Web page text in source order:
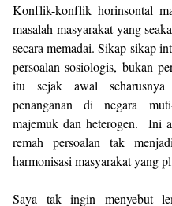
Konflik-konflik horinsontal
masalah masyarakat yang
secara memadai. Sikap-sikap
persoalan sosiologis, bukan
itu sejak awal
penanganan di negara
majemuk dan heterogen. Ini
remah persoalan tak
harmonisasi masyarakat yang
Saya tak ingin menyebut